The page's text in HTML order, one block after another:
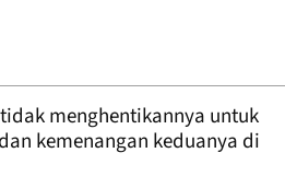
menghentikannya untuk
kemenangan keduanya di